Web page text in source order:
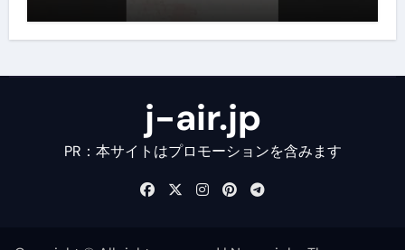
j-air.jp
PR：本サイトはプロモーションを含みます